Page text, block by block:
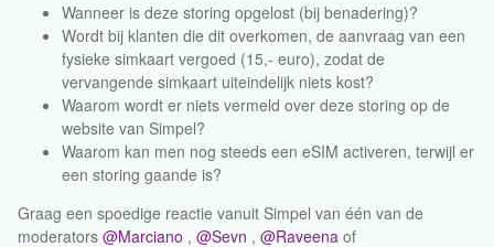
Wanneer is deze storing opgelost (bij benadering)?
Wordt bij klanten die dit overkomen, de aanvraag van een
fysieke simkaart vergoed (15,- euro), zodat de
vervangende simkaart uiteindelijk niets kost?
Waarom wordt er niets vermeld over deze storing op de
website van Simpel?
Waarom kan men nog steeds een eSIM activeren, terwijl er
een storing gaande is?
Graag een spoedige reactie vanuit Simpel van één van de
moderators ​ @Marciano , ​ @Sevn , ​ @Raveena of ​